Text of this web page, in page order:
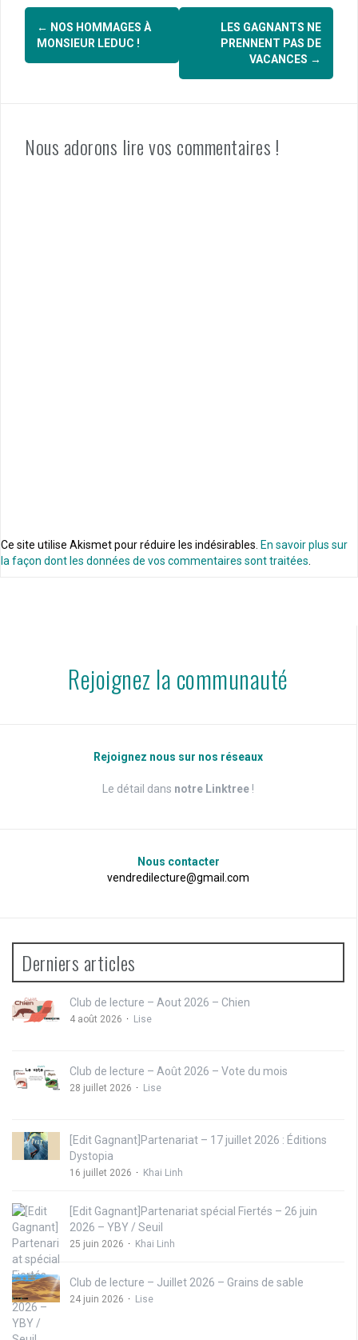
Navigation
d'article
← NOS HOMMAGES À
MONSIEUR LEDUC !
LES GAGNANTS NE
PRENNENT PAS DE
VACANCES →
Nous adorons lire vos commentaires !
Ce site utilise Akismet pour réduire les indésirables. En savoir plus sur
la façon dont les données de vos commentaires sont traitées
Rejoignez la communauté
Rejoignez nous sur nos réseaux
Le détail dans notre Linktree !
Nous contacter
vendredilecture@gmail.com
Derniers articles
Club de lecture – Aout 2026 – Chien
4 août 2026 Lise
Club de lecture – Août 2026 – Vote du mois
28 juillet 2026 Lise
[Edit Gagnant]Partenariat – 17 juillet 2026 : Éditions
Dystopia
16 juillet 2026 Khai Linh
[Edit Gagnant]Partenariat spécial Fiertés – 26 juin
2026 – YBY / Seuil
25 juin 2026 Khai Linh
Club de lecture – Juillet 2026 – Grains de sable
24 juin 2026 Lise